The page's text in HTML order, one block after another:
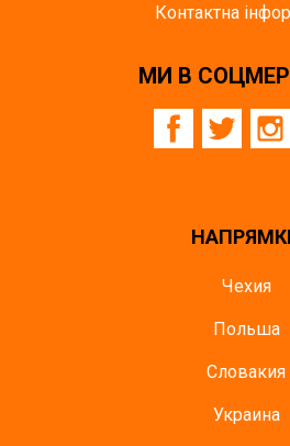
Контактна
МИ В
Чехия
Польша
Словакия
Украина